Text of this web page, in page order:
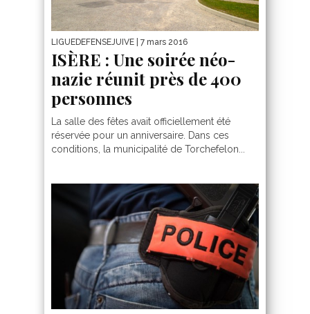
LIGUEDEFENSEJUIVE | 7 mars 2016
ISÈRE : Une soirée néo-
nazie réunit près de 400
personnes
La salle des fêtes avait officiellement été
réservée pour un anniversaire. Dans ces
conditions, la municipalité de Torchefelon...